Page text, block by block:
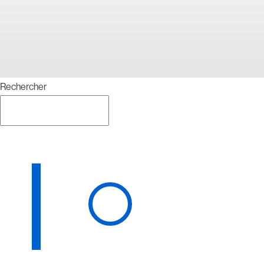
Rechercher